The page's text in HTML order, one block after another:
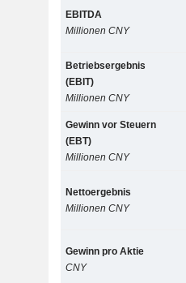
EBITDA
Millionen CNY
Betriebsergebnis
(EBIT)
Millionen CNY
Gewinn vor Steuern
(EBT)
Millionen CNY
Nettoergebnis
Millionen CNY
Gewinn pro Aktie
CNY